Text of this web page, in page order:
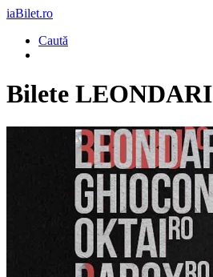
iaBilet.ro
Caută
Bilete LEONDARI